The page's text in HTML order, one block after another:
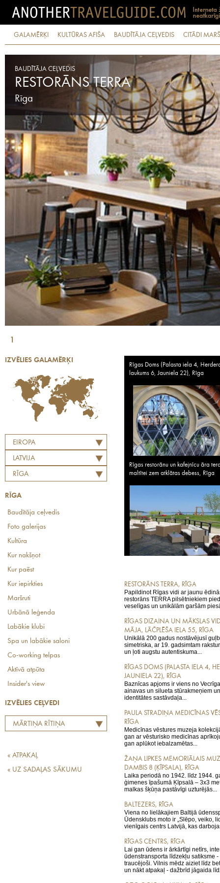
GALAMĒRĶI KULTŪRAS AFIŠA BAUDĪTĀJA CEĻVEDIS CITĀDI
BAUDĪTĀJA CEĻVEDIS
RESTORĀNS TERRA
Rīga
1
IZVĒLIES GALAMĒRĶI
EIROPA
LATVIJA
RĪGA
RĪGA
Baudītāja ceļvedis
Foto galerijas
Kultūra
Kur nakšņot
Kur paēst
Kur iepirkties
Maršruti
Urbānā leģenda
Labākie klubi
Spa un labākie saloni
Co-working telpas
Aktīvā atpūta
Insider's view
IZVĒLIES CEĻVEDI
MĀRTIŅA RĪTIŅA
« ATPAKAĻ
« UZ SADAĻAS SĀKUMU
Rīgas Doms (Palasta iela 4,
laukums 6, Jauniela 22), Rīga
Rīgas restorānu un kafejnīcu āra
maltītei zem atklātas debess, Rīga
RESTORĀNS TERRA, RĪGA
Papildinot Rīgas vidi ar jaunu
restorāns TERRA pilsētniekiem
veselīgas un unikālām garšām
RĪGAS DIZAINA UN MĀKSLAS
MĀJA, LĀČPLĒŠA IELA 55, RĪGA
Unikālā 200 gadus nostāvējusī
simetriska, ar 19. gadsimtam
un ļoti augstu autentiskuma...
RĪGAS DOMS (PALASTA IELA 4,
JAUNIELA 22), RĪGA
Baznīcas apjoms ir viens no
ainavas un silueta stūrakmeņiem
identitātes sastāvdaļa...
PAULA STRADIŅA MEDICĪNAS
RĪGA
Medicīnas vēstures muzeja
gan ar vēsturisko medicīnas
gan aplūkot iebalzamētas...
ŽAŅA LIPKES MEMORIĀLAIS
DAMBIS 8 (ĶĪPSALA), RĪGA
Laika periodā no 1942. līdz 1944.
ģimenes īpašumā Ķīpsalā – 3x3
malkas šķūņa pastāvīgi uzturējās...
BALTEZERS, RĪGA
Viena no lielākajiem Baltijā
Ūdensklubs moto ir „Slēpo, veiko,
vienīgais centrs Latvijā, kas
RĪGAS CENTRS, RĪGA
Lai gan ūdens ir ārkārtīgi netīrs,
ūdenstransporta līdzekļu satiksme
traucējoši. Vilnis mēdz aiziet līdz
un nākt atpakaļ - dažbrīd jāgaida